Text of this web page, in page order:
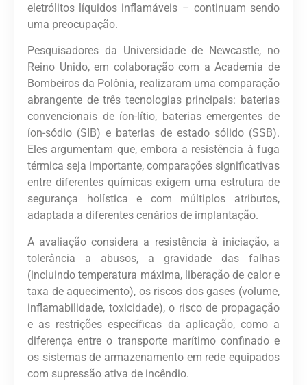
eletrólitos líquidos inflamáveis ​​– continuam sendo
uma preocupação.
Pesquisadores da Universidade de Newcastle, no
Reino Unido, em colaboração com a Academia de
Bombeiros da Polônia, realizaram uma comparação
abrangente de três tecnologias principais: baterias
convencionais de íon-lítio, baterias emergentes de
íon-sódio (SIB) e baterias de estado sólido (SSB).
Eles argumentam que, embora a resistência à fuga
térmica seja importante, comparações significativas
entre diferentes químicas exigem uma estrutura de
segurança holística e com múltiplos atributos,
adaptada a diferentes cenários de implantação.
A avaliação considera a resistência à iniciação, a
tolerância a abusos, a gravidade das falhas
(incluindo temperatura máxima, liberação de calor e
taxa de aquecimento), os riscos dos gases (volume,
inflamabilidade, toxicidade), o risco de propagação
e as restrições específicas da aplicação, como a
diferença entre o transporte marítimo confinado e
os sistemas de armazenamento em rede equipados
com supressão ativa de incêndio.